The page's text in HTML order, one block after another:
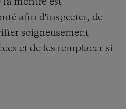
la montre est
afin d'inspecter, de
soigneusement
et de les remplacer si
nous